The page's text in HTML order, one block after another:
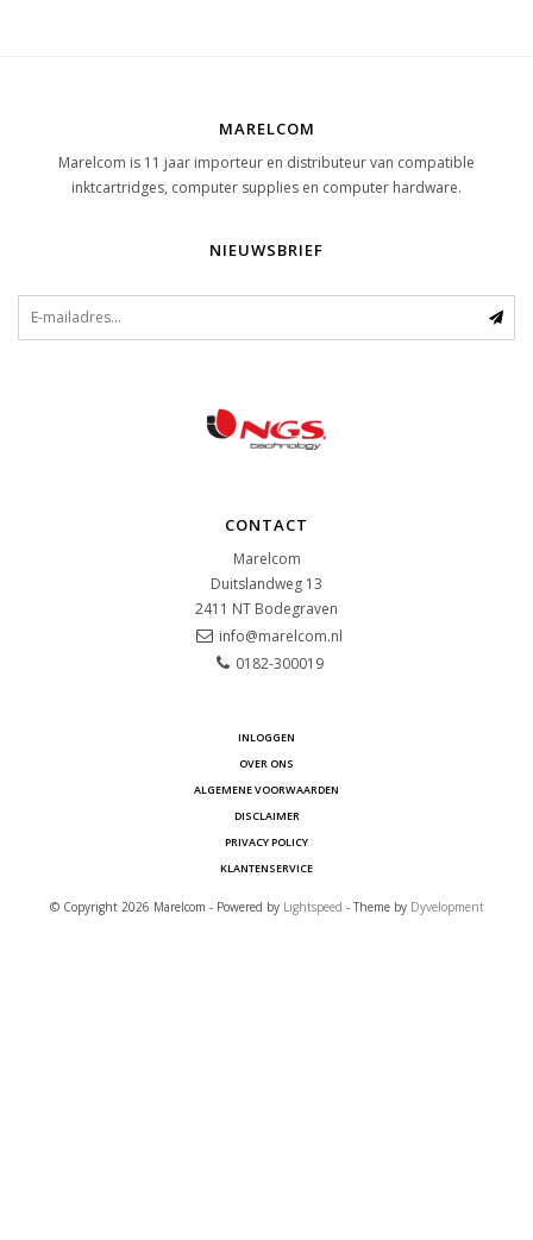
MARELCOM
Marelcom is 11 jaar importeur en distributeur van compatible
inktcartridges, computer supplies en computer hardware.
NIEUWSBRIEF
CONTACT
Marelcom
Duitslandweg 13
2411 NT Bodegraven
info@marelcom.nl
0182-300019
INLOGGEN
OVER ONS
ALGEMENE VOORWAARDEN
DISCLAIMER
PRIVACY POLICY
KLANTENSERVICE
© Copyright 2026 Marelcom - Powered by Lightspeed - Theme by Dyvelopment